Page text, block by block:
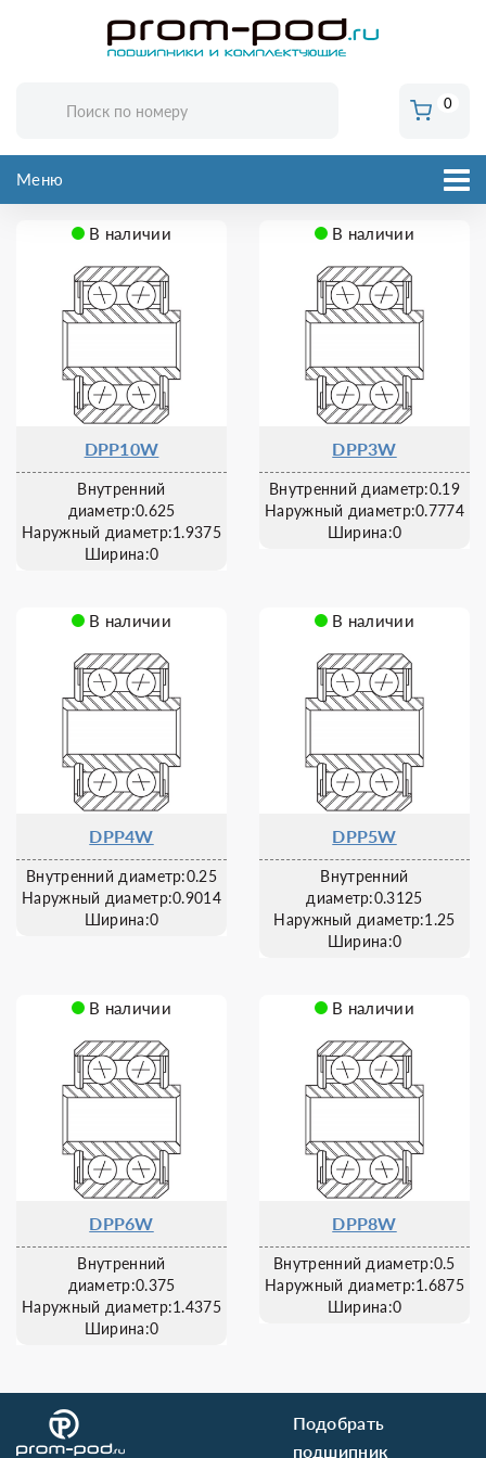
0
Меню
В наличии
DPP10W
Внутренний
диаметр:0.625
Наружный диаметр:1.9375
Ширина:0
В наличии
DPP3W
Внутренний диаметр:0.19
Наружный диаметр:0.7774
Ширина:0
В наличии
DPP4W
Внутренний диаметр:0.25
Наружный диаметр:0.9014
Ширина:0
В наличии
DPP5W
Внутренний
диаметр:0.3125
Наружный диаметр:1.25
Ширина:0
В наличии
DPP6W
Внутренний
диаметр:0.375
Наружный диаметр:1.4375
Ширина:0
В наличии
DPP8W
Внутренний диаметр:0.5
Наружный диаметр:1.6875
Ширина:0
Подобрать
подшипник